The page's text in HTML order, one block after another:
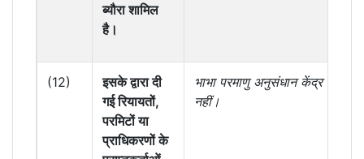
ब्यौरा शामिल
है।
(12)
इसके द्वारा दी
गई रियायतों,
परमिटों या
प्राधिकरणों के
भाभा परमाणु अनुसंधान केंद्र के लिए
नहीं।